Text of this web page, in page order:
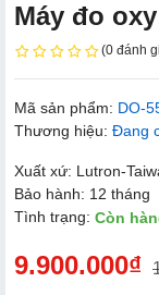
Máy đo
(0 đánh
Mã sản phẩm: DO-
Thương hiệu: Đang
Xuất xứ: Lutron-
Bảo hành: 12 tháng
Tình trạng: Còn
9.900.000₫